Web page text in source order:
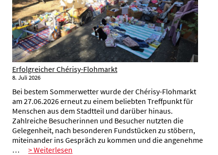
Erfolgreicher Chérisy-Flohmarkt
8. Juli 2026
Bei bestem Sommerwetter wurde der Chérisy-Flohmarkt
am 27.06.2026 erneut zu einem beliebten Treffpunkt für
Menschen aus dem Stadtteil und darüber hinaus.
Zahlreiche Besucherinnen und Besucher nutzten die
Gelegenheit, nach besonderen Fundstücken zu stöbern,
miteinander ins Gespräch zu kommen und die angenehme
…
> Weiterlesen